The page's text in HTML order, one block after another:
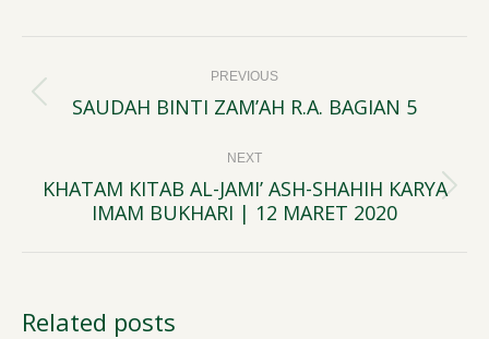
navigation PREVIOUS
Previous
SAUDAH BINTI ZAM’AH R.A. BAGIAN 5
NEXT
Next
post:
KHATAM KITAB AL-JAMI’ ASH-SHAHIH KARYA
IMAM BUKHARI | 12 MARET 2020
Related posts